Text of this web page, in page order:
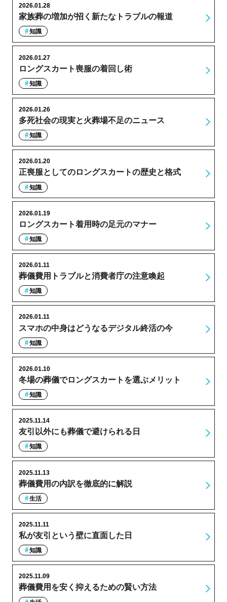
家族葬の増加が招く新たなトラブルの報道
2026.01.28
知識
ロングスカート喪服の着回し術
2026.01.27
知識
多死社会の現実と火葬場不足のニュース
2026.01.26
知識
正喪服としてのロングスカートの歴史と格式
2026.01.20
知識
ロングスカート着用時の足元のマナー
2026.01.19
知識
葬儀費用トラブルと消費者庁の注意喚起
2026.01.11
知識
スマホの中身はどうなるデジタル終活の今
2026.01.11
知識
冬場の葬儀でロングスカートを選ぶメリット
2026.01.10
知識
友引以外にも葬儀で避けられる日
2025.11.14
知識
葬儀費用の内訳を徹底的に解説
2025.11.13
生活
私が友引という壁に直面した日
2025.11.11
知識
葬儀費用を安く抑えるための賢い方法
2025.11.09